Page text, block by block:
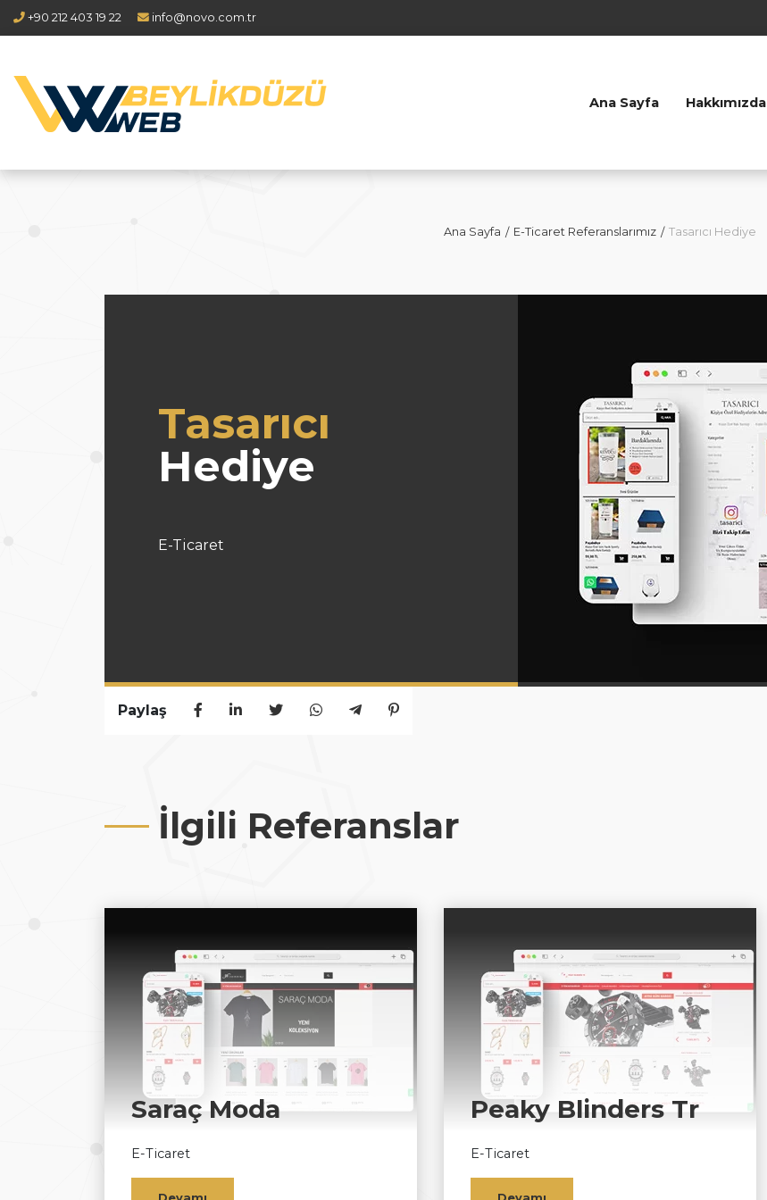
+90 212 403 19 22 info@novo.com.tr
Ana Sayfa Hakkımızda
Ana Sayfa E-Ticaret Referanslarımız Tasarıcı Hediye
Tasarıcı
Hediye
E-Ticaret
Paylaş
İlgili Referanslar
Saraç Moda
E-Ticaret
Peaky Blinders Tr
E-Ticaret